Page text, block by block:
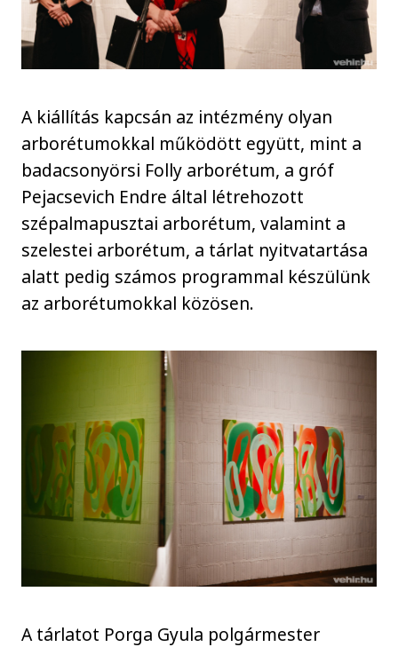
A kiállítás kapcsán az intézmény olyan
arborétumokkal működött együtt, mint a
badacsonyörsi Folly arborétum, a gróf
Pejacsevich Endre által létrehozott
szépalmapusztai arborétum, valamint a
szelestei arborétum, a tárlat nyitvatartása
alatt pedig számos programmal készülünk
az arborétumokkal közösen.
A tárlatot Porga Gyula polgármester